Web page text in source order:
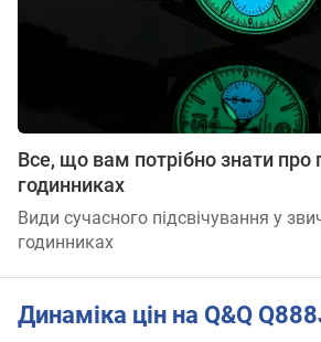
Все, що вам потрібно знати про
годинниках
Види сучасного підсвічування у
годинниках
Динаміка цін на Q&Q